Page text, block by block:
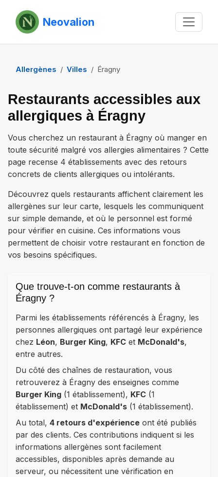
Neovalion
Allergènes Villes Éragny
Restaurants accessibles aux
allergiques à Éragny
Vous cherchez un restaurant à Éragny où manger en
toute sécurité malgré vos allergies alimentaires ? Cette
page recense 4 établissements avec des retours
concrets de clients allergiques ou intolérants.
Découvrez quels restaurants affichent clairement les
allergènes sur leur carte, lesquels les communiquent
sur simple demande, et où le personnel est formé
pour vérifier en cuisine. Ces informations vous
permettent de choisir votre restaurant en fonction de
vos besoins spécifiques.
Que trouve-t-on comme restaurants à
Éragny ?
Parmi les établissements référencés à Éragny, les
personnes allergiques ont partagé leur expérience
chez Léon, Burger King, KFC et McDonald's,
entre autres.
Du côté des chaînes de restauration, vous
retrouverez à Éragny des enseignes comme
Burger King (1 établissement), KFC (1
établissement) et McDonald's (1 établissement).
Au total, 4 retours d'expérience ont été publiés
par des clients. Ces contributions indiquent si les
informations allergènes sont facilement
accessibles, disponibles après demande au
serveur, ou nécessitent une vérification en